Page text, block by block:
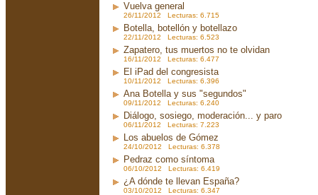
Vuelva general
26/11/2012 Lecturas: 6.715
Botella, botellón y botellazo
22/11/2012 Lecturas: 6.523
Zapatero, tus muertos no te olvidan
16/11/2012 Lecturas: 6.477
El iPad del congresista
10/11/2012 Lecturas: 6.396
Ana Botella y sus "segundos"
09/11/2012 Lecturas: 6.240
Diálogo, sosiego, moderación... y paro
06/11/2012 Lecturas: 7.223
Los abuelos de Gómez
24/10/2012 Lecturas: 6.378
Pedraz como síntoma
06/10/2012 Lecturas: 6.419
¿A dónde te llevan España?
03/10/2012 Lecturas: 6.347